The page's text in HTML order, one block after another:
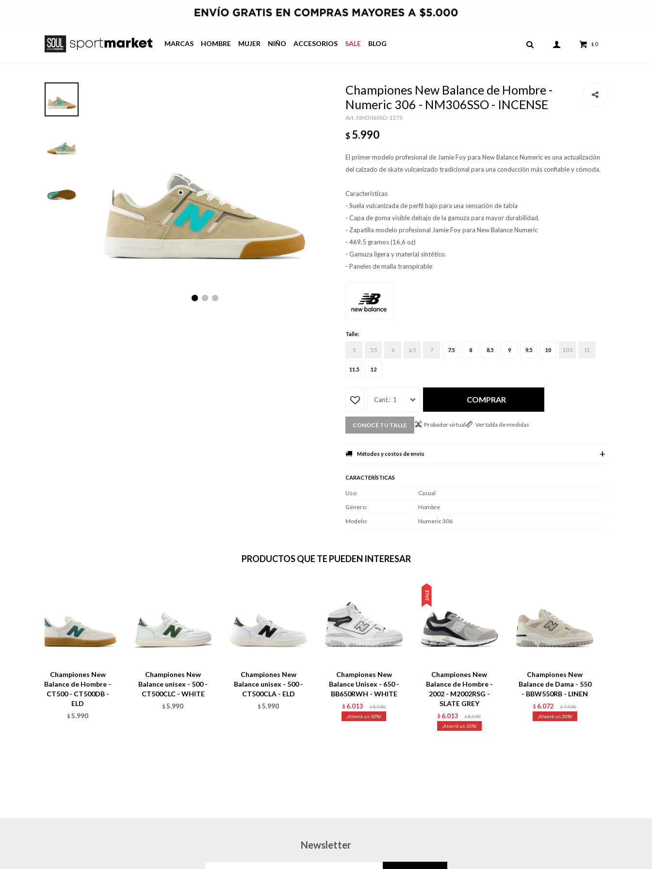
MARCAS HOMBRE MUJER NIÑO ACCESORIOS SALE BLOG $ 0
Championes New Balance de Hombre -
Numeric 306 - NM306SSO - INCENSE
NM306SSO-1375
$5.990
El primer modelo profesional de Jamie Foy para New Balance Numeric es una actualización
del calzado de skate vulcanizado tradicional para una conducción más confiable y cómoda.
Características
- Suela vulcanizada de perfil bajo para una sensación de tabla
- Capa de goma visible debajo de la gamuza para mayor durabilidad.
- Zapatilla modelo profesional Jamie Foy para New Balance Numeric
- 469,5 gramos (16,6 oz)
- Gamuza ligera y material sintético.
- Paneles de malla transpirable
Talle:
5 5.5 6 6.5 7 7.5 8 8.5 9 9.5 10 10.5 11
11.5 12
1 COMPRAR
CONOCÉ TU TALLE Probador virtual Ver tabla de medidas
Métodos y costos de envío
CARACTERÍSTICAS
Uso
Casual
Género
Hombre
Modelo
Numeric 306
PRODUCTOS QUE TE PUEDEN INTERESAR
Championes New
Balance de Hombre -
CT500 - CT500DB -
ELD
$ 5.990
Championes New
Balance unisex - 500 -
CT500CLC - WHITE
$ 5.990
Championes New
Balance unisex - 500 -
CT500CLA - ELD
$ 5.990
Championes New
Balance Unisex - 650 -
BB650RWH - WHITE
$ 6.013 $ 8.590
30
Championes New
Balance de Hombre -
2002 - M2002RSG -
SLATE GREY
$ 6.013 $ 8.590
30
Championes New
Balance de Dama - 550
- BBW550RB - LINEN
$ 6.072 $ 7.590
20
Newsletter